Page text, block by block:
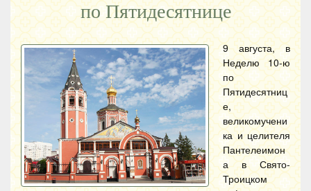
по Пятидесятнице
9 августа, в
Неделю 10-ю
по
Пятидесятниц
е,
великомучени
ка и целителя
Пантелеимон
а в Свято-
Троицком